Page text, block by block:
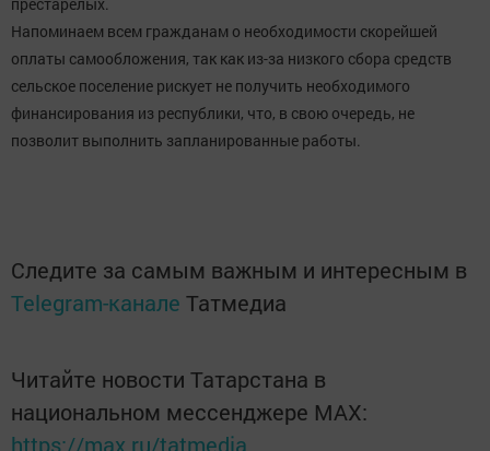
Напоминаем всем гражданам о необходимости скорейшей
оплаты самообложения, так как из-за низкого сбора средств
сельское поселение рискует не получить необходимого
финансирования из республики, что, в свою очередь, не
позволит выполнить запланированные работы.
Следите за самым важным и интересным в
Telegram-канале Татмедиа
Читайте новости Татарстана в
национальном мессенджере MАХ:
https://max.ru/tatmedia